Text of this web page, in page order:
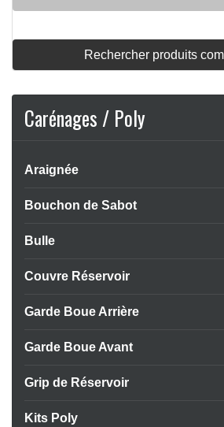
Rechercher produits
Carénages / Poly
Araignée
Bouchon de Sabot
Bulle
Couvre Réservoir
Garde Boue Arrière
Garde Boue Avant
Grip de Réservoir
Kits Poly